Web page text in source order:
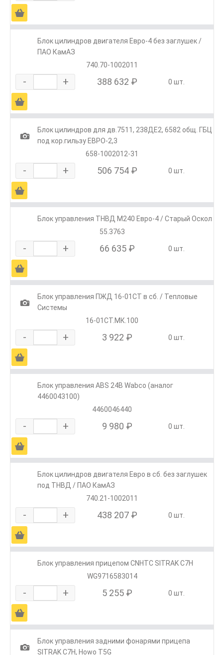
Ä
Блок цилиндров двигателя Евро-4 без заглушек /
ПАО КамАЗ
740.70-1002011
- + 388 632 ₽ 0 шт.
Ä
1
Блок цилиндров для дв.7511, 238ДЕ2, 6582 общ. ГБЦ
под кор.гильзу ЕВРО-2,3
658-1002012-31
- + 506 754 ₽ 0 шт.
Ä
Блок управления ТНВД М240 Евро-4 / Старый Оскол
55.3763
- + 66 635 ₽ 0 шт.
Ä
1
Блок управления ПЖД 16-01СТ в сб. / Тепловые
Системы
16-01СТ.МК.100
- + 3 922 ₽ 0 шт.
Ä
Блок управления ABS 24В Wabco (аналог
4460043100)
4460046440
- + 9 980 ₽ 0 шт.
Ä
Блок цилиндров двигателя Евро в сб. без заглушек
под ТНВД / ПАО КамАЗ
740.21-1002011
- + 438 207 ₽ 0 шт.
Ä
Блок управления прицепом CNHTC SITRAK C7H
WG9716583014
- + 5 255 ₽ 0 шт.
Ä
1
Блок управления задними фонарями прицепа
SITRAK C7H, Howo T5G